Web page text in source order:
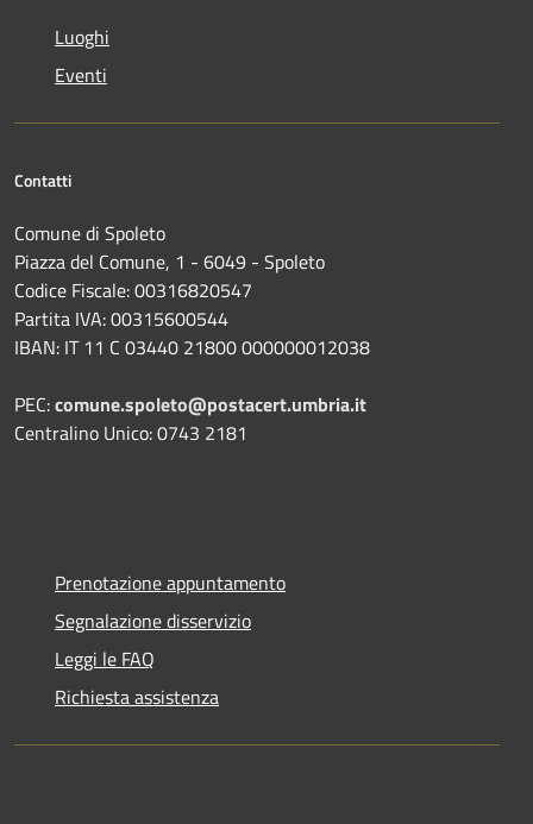
Luoghi
Eventi
Contatti
Comune di Spoleto
Piazza del Comune, 1 - 6049 - Spoleto
Codice Fiscale: 00316820547
Partita IVA: 00315600544
IBAN: IT 11 C 03440 21800 000000012038
PEC:comune.spoleto@postacert.umbria.it
Centralino Unico: 0743 2181
Prenotazione appuntamento
Segnalazione disservizio
Leggi le FAQ
Richiesta assistenza